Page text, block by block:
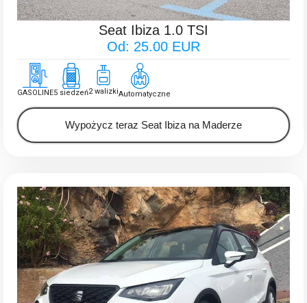
Seat Ibiza 1.0 TSI
Od: 25.00 EUR
GASOLINE5 siedzeń2 walizkiAutomatyczne
Wypożycz teraz Seat Ibiza na Maderze